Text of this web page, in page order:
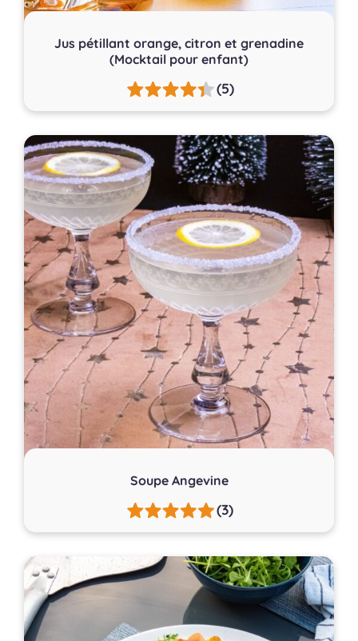
Jus pétillant orange, citron et grenadine
(Mocktail pour enfant)
(5)
Soupe Angevine
(3)